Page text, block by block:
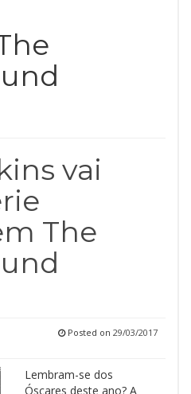
vai
The
Posted on 29/03/2017
Lembram-se dos
Óscares deste ano? A